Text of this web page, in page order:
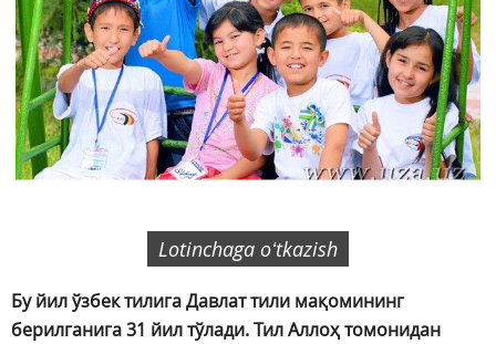
Lotinchaga oʻtkazish
Бу йил ўзбек тилига Давлат тили мақомининг
берилганига 31 йил тўлади. Тил Аллоҳ томонидан